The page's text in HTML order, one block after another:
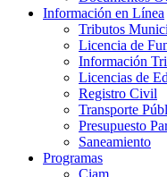
Información en Línea
Tributos
Licencia de
Información
Licencias de
Registro Civil
Transporte
Presupuesto
Saneamiento
Programas
Ciam